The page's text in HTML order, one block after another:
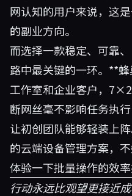
网认知的用户来说，这
的副业方向。
而选择一款稳定、可靠
路中最关键的一环。**
工作室和企业客户，
断网丝毫不影响任务执
让初创团队能够轻装上
的云端设备管理方案，
体验一下批量操作的效率
行动永远比观望更接近成